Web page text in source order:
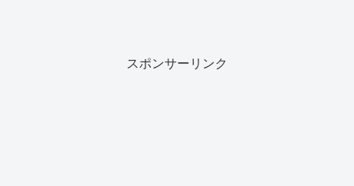
スポンサーリンク